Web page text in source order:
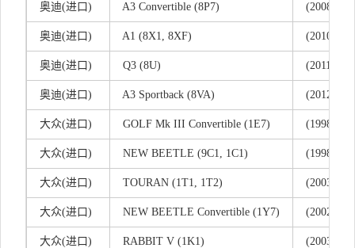
奥迪(进口) A3 Convertible (8P7) (2008/04
奥迪(进口) A1 (8X1, 8XF) (2010/05
奥迪(进口) Q3 (8U) (2011/06
奥迪(进口) A3 Sportback (8VA) (2012/09
大众(进口) GOLF Mk III Convertible (1E7) (1998/06
大众(进口) NEW BEETLE (9C1, 1C1) (1998/01
大众(进口) TOURAN (1T1, 1T2) (2003/02
大众(进口) NEW BEETLE Convertible (1Y7) (2002/09
大众(进口) RABBIT V (1K1) (2003/10